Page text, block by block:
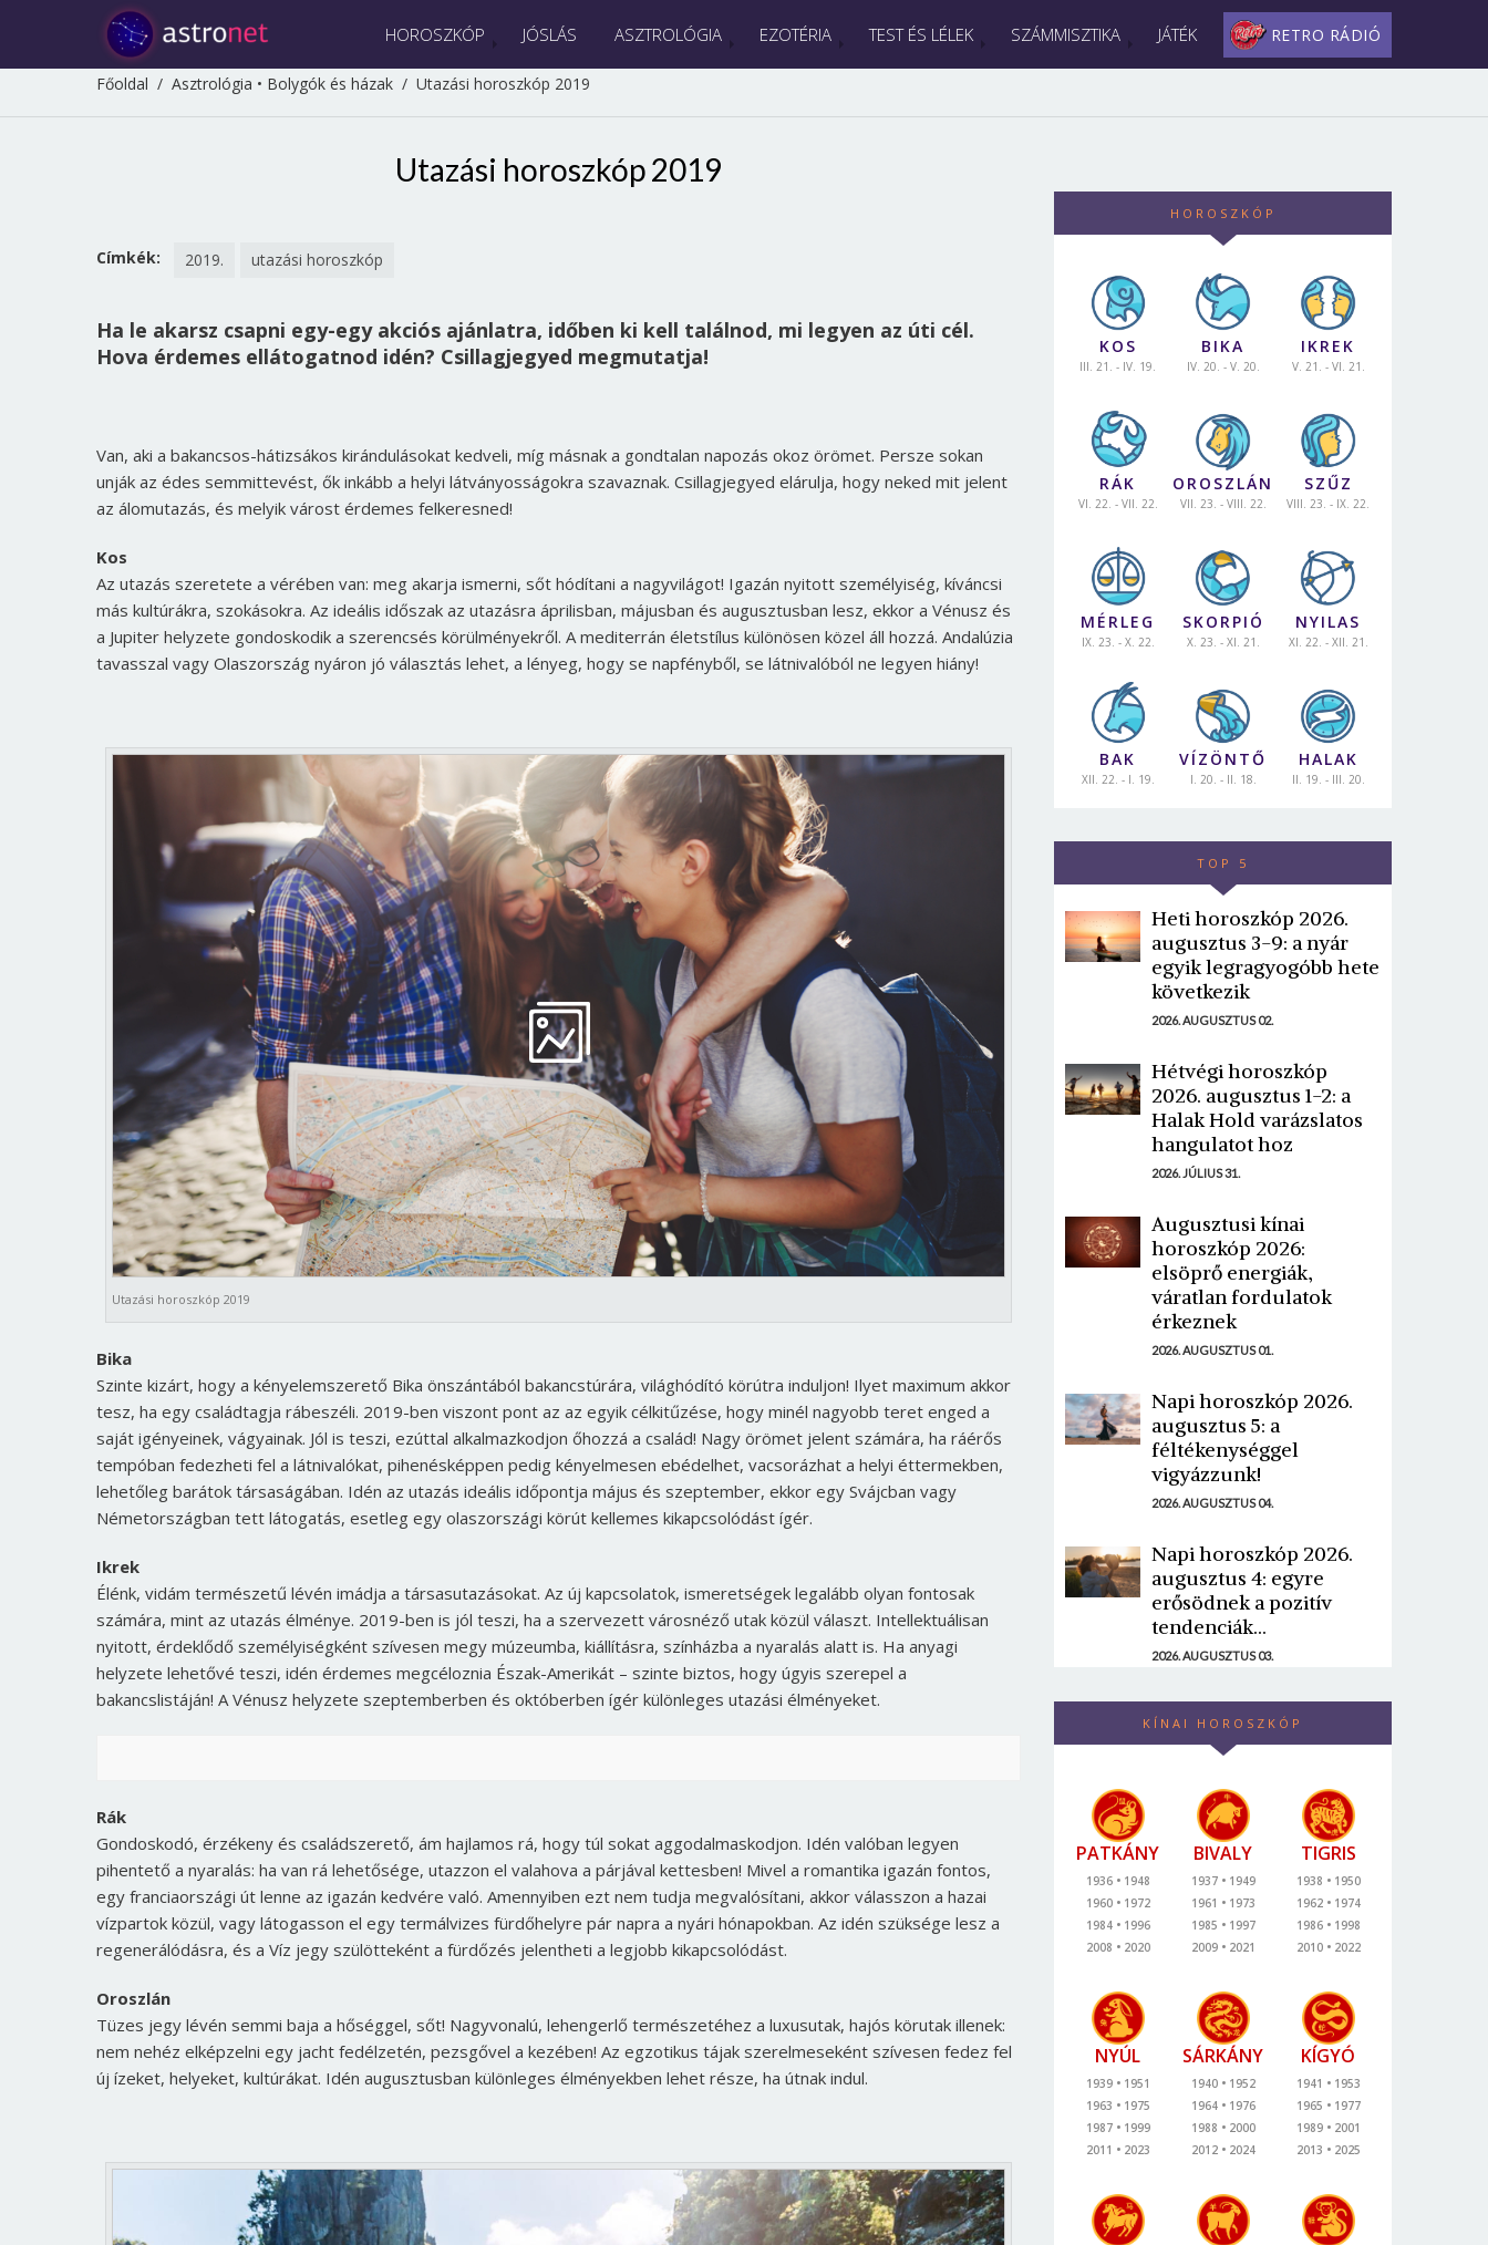
HOROSZKÓP JÓSLÁS ASZTROLÓGIA EZOTÉRIA TEST ÉS LÉLEK SZÁMMISZTIKA JÁTÉK RETRO RÁDIÓ
Főoldal / Asztrológia • Bolygók és házak / Utazási horoszkóp 2019
Utazási horoszkóp 2019
Címkék: 2019. utazási horoszkóp
Ha le akarsz csapni egy-egy akciós ajánlatra, időben ki kell találnod, mi legyen az úti cél.
Hova érdemes ellátogatnod idén? Csillagjegyed megmutatja!
Van, aki a bakancsos-hátizsákos kirándulásokat kedveli, míg másnak a gondtalan napozás okoz örömet. Persze sokan
unják az édes semmittevést, ők inkább a helyi látványosságokra szavaznak. Csillagjegyed elárulja, hogy neked mit jelent
az álomutazás, és melyik várost érdemes felkeresned!
Kos
Az utazás szeretete a vérében van: meg akarja ismerni, sőt hódítani a nagyvilágot! Igazán nyitott személyiség, kíváncsi
más kultúrákra, szokásokra. Az ideális időszak az utazásra áprilisban, májusban és augusztusban lesz, ekkor a Vénusz és
a Jupiter helyzete gondoskodik a szerencsés körülményekről. A mediterrán életstílus különösen közel áll hozzá. Andalúzia
tavasszal vagy Olaszország nyáron jó választás lehet, a lényeg, hogy se napfényből, se látnivalóból ne legyen hiány!
Utazási horoszkóp 2019
Bika
Szinte kizárt, hogy a kényelemszerető Bika önszántából bakancstúrára, világhódító körútra induljon! Ilyet maximum akkor
tesz, ha egy családtagja rábeszéli. 2019-ben viszont pont az az egyik célkitűzése, hogy minél nagyobb teret enged a
saját igényeinek, vágyainak. Jól is teszi, ezúttal alkalmazkodjon őhozzá a család! Nagy örömet jelent számára, ha ráérős
tempóban fedezheti fel a látnivalókat, pihenésképpen pedig kényelmesen ebédelhet, vacsorázhat a helyi éttermekben,
lehetőleg barátok társaságában. Idén az utazás ideális időpontja május és szeptember, ekkor egy Svájcban vagy
Németországban tett látogatás, esetleg egy olaszországi körút kellemes kikapcsolódást ígér.
Ikrek
Élénk, vidám természetű lévén imádja a társasutazásokat. Az új kapcsolatok, ismeretségek legalább olyan fontosak
számára, mint az utazás élménye. 2019-ben is jól teszi, ha a szervezett városnéző utak közül választ. Intellektuálisan
nyitott, érdeklődő személyiségként szívesen megy múzeumba, kiállításra, színházba a nyaralás alatt is. Ha anyagi
helyzete lehetővé teszi, idén érdemes megcéloznia Észak-Amerikát – szinte biztos, hogy úgyis szerepel a
bakancslistáján! A Vénusz helyzete szeptemberben és októberben ígér különleges utazási élményeket.
Rák
Gondoskodó, érzékeny és családszerető, ám hajlamos rá, hogy túl sokat aggodalmaskodjon. Idén valóban legyen
pihentető a nyaralás: ha van rá lehetősége, utazzon el valahova a párjával kettesben! Mivel a romantika igazán fontos,
egy franciaországi út lenne az igazán kedvére való. Amennyiben ezt nem tudja megvalósítani, akkor válasszon a hazai
vízpartok közül, vagy látogasson el egy termálvizes fürdőhelyre pár napra a nyári hónapokban. Az idén szüksége lesz a
regenerálódásra, és a Víz jegy szülötteként a fürdőzés jelentheti a legjobb kikapcsolódást.
Oroszlán
Tüzes jegy lévén semmi baja a hőséggel, sőt! Nagyvonalú, lehengerlő természetéhez a luxusutak, hajós körutak illenek:
nem nehéz elképzelni egy jacht fedélzetén, pezsgővel a kezében! Az egzotikus tájak szerelmeseként szívesen fedez fel
új ízeket, helyeket, kultúrákat. Idén augusztusban különleges élményekben lehet része, ha útnak indul.
HOROSZKÓP
KOS
III. 21. - IV. 19.
BIKA
IV. 20. - V. 20.
IKREK
V. 21. - VI. 21.
RÁK
VI. 22. - VII. 22.
OROSZLÁN
VII. 23. - VIII. 22.
SZŰZ
VIII. 23. - IX. 22.
MÉRLEG
IX. 23. - X. 22.
SKORPIÓ
X. 23. - XI. 21.
NYILAS
XI. 22. - XII. 21.
BAK
XII. 22. - I. 19.
VÍZÖNTŐ
I. 20. - II. 18.
HALAK
II. 19. - III. 20.
TOP 5
Heti horoszkóp 2026.
augusztus 3-9: a nyár
egyik legragyogóbb hete
következik
2026. AUGUSZTUS 02.
Hétvégi horoszkóp
2026. augusztus 1-2: a
Halak Hold varázslatos
hangulatot hoz
2026. JÚLIUS 31.
Augusztusi kínai
horoszkóp 2026:
elsöprő energiák,
váratlan fordulatok
érkeznek
2026. AUGUSZTUS 01.
Napi horoszkóp 2026.
augusztus 5: a
féltékenységgel
vigyázzunk!
2026. AUGUSZTUS 04.
Napi horoszkóp 2026.
augusztus 4: egyre
erősödnek a pozitív
tendenciák...
2026. AUGUSZTUS 03.
KÍNAI HOROSZKÓP
PATKÁNY
1936
1948
1960
1972
1984
1996
2008
2020
BIVALY
1937
1949
1961
1973
1985
1997
2009
2021
TIGRIS
1938
1950
1962
1974
1986
1998
2010
2022
NYÚL
1939
1951
1963
1975
1987
1999
2011
2023
SÁRKÁNY
1940
1952
1964
1976
1988
2000
2012
2024
KÍGYÓ
1941
1953
1965
1977
1989
2001
2013
2025